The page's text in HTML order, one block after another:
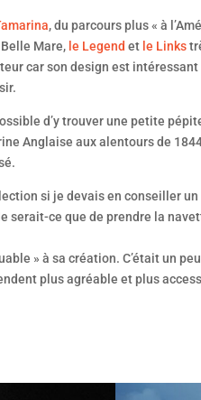
, du parcours plus « à
Mare, le Legend et le Links
car son design est
d’y trouver une petite
Anglaise aux alentours de
si je devais en conseiller
serait-ce que de prendre la
» à sa création. C’était un
plus agréable et plus